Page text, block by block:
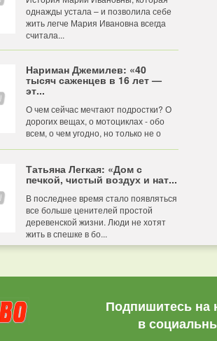
однажды устала – и позволила себе
жить легче Мария Ивановна всегда
считала...
Нариман Джемилев: «40
тысяч саженцев в 16 лет —
эт...
О чем сейчас мечтают подростки? О
дорогих вещах, о мотоциклах - обо
всем, о чем угодно, но только не о
Татьяна Легкая: «Дом с
печкой, чистый воздух и нат...
В последнее время стало появляться
все больше ценителей простой
деревенской жизни. Люди не хотят
жить в спешке в бо...
Подпишитесь на
в